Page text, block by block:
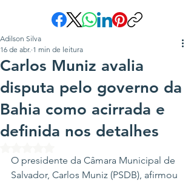
Carlos Muniz avalia
disputa pelo governo da
Bahia como acirrada e
definida nos detalhes
Adilson Silva
16 de abr. 1 min de leitura
O presidente da Câmara Municipal de
Salvador, Carlos Muniz (PSDB), afirmou